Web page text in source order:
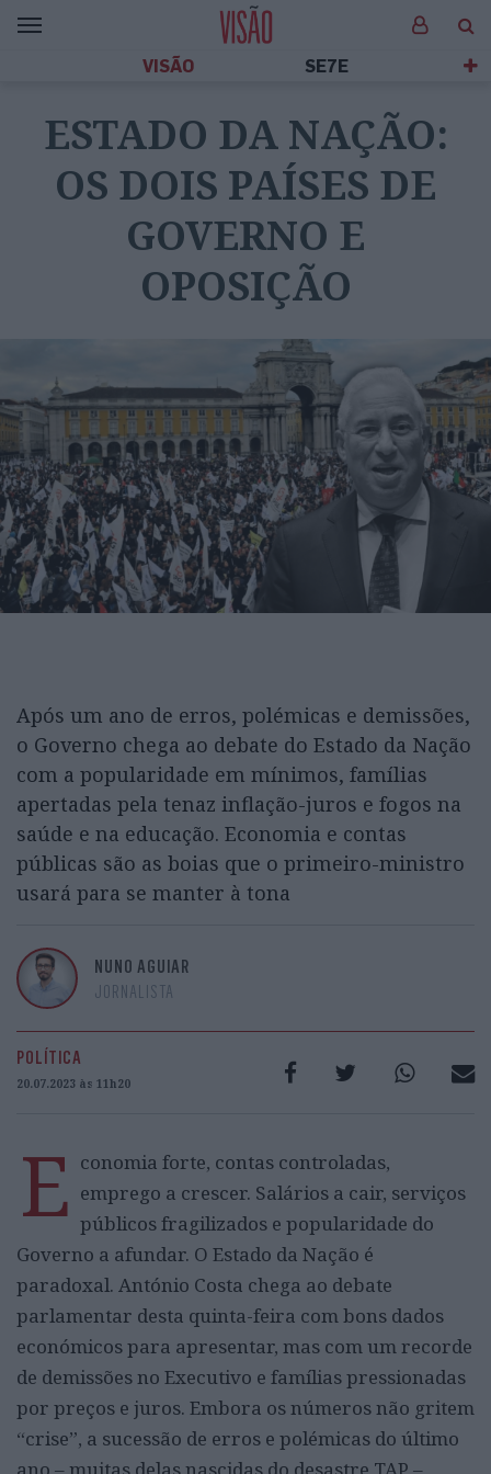
VISÃO SE7E
ESTADO DA NAÇÃO:
OS DOIS PAÍSES DE
GOVERNO E
OPOSIÇÃO
Após um ano de erros, polémicas e demissões,
o Governo chega ao debate do Estado da Nação
com a popularidade em mínimos, famílias
apertadas pela tenaz inflação-juros e fogos na
saúde e na educação. Economia e contas
públicas são as boias que o primeiro-ministro
usará para se manter à tona
NUNO AGUIAR
JORNALISTA
POLÍTICA
20.07.2023 às 11h20
E conomia forte, contas controladas,
emprego a crescer. Salários a cair, serviços
públicos fragilizados e popularidade do
Governo a afundar. O Estado da Nação é
paradoxal. António Costa chega ao debate
parlamentar desta quinta-feira com bons dados
económicos para apresentar, mas com um recorde
de demissões no Executivo e famílias pressionadas
por preços e juros. Embora os números não gritem
“crise”, a sucessão de erros e polémicas do último